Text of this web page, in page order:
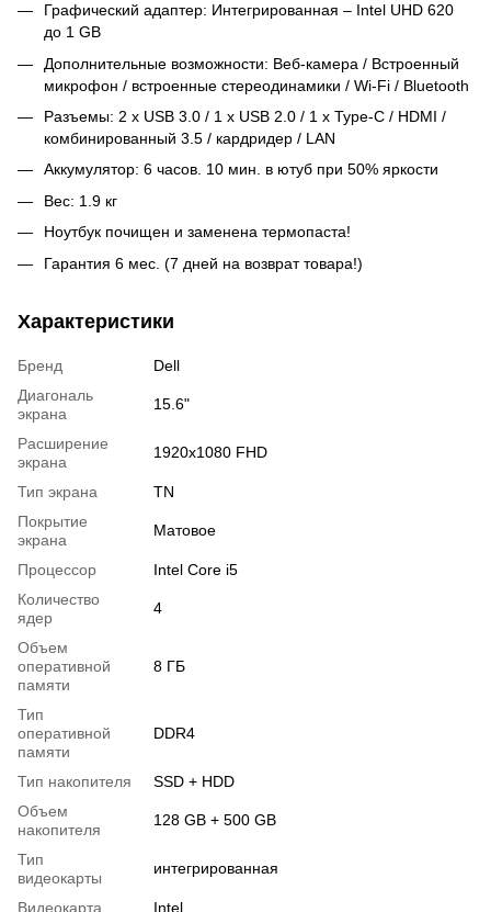
Графический адаптер: Интегрированная – Intel UHD 620
до 1 GB
Дополнительные возможности: Веб-камера / Встроенный
микрофон / встроенные стереодинамики / Wi-Fi / Bluetooth
Разъемы: 2 x USB 3.0 / 1 x USB 2.0 / 1 x Type-C / HDMI /
комбинированный 3.5 / кардридер / LAN
Аккумулятор: 6 часов. 10 мин. в ютуб при 50% яркости
Вес: 1.9 кг
Ноутбук почищен и заменена термопаста!
Гарантия 6 мес. (7 дней на возврат товара!)
Характеристики
Бренд
Dell
Диагональ
экрана
15.6"
Расширение
экрана
1920x1080 FHD
Тип экрана
TN
Покрытие
экрана
Матовое
Процессор
Intel Core i5
Количество
ядер
4
Объем
оперативной
памяти
8 ГБ
Тип
оперативной
памяти
DDR4
Тип накопителя
SSD + HDD
Объем
накопителя
128 GB + 500 GB
Тип
видеокарты
интегрированная
Видеокарта Intel